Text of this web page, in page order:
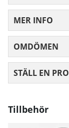
Nä
rin
gs
vä
rd
e:
Per dos: RDI
%
Ka
lci
Cit 1000 mg
MER INFO
OMDÖMEN
STÄLL EN
Tillbehör